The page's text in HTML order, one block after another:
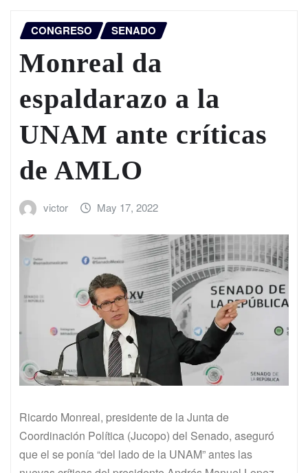
CONGRESO SENADO
Monreal da
espaldarazo a la
UNAM ante críticas
de AMLO
victor May 17, 2022
Ricardo Monreal, presidente de la Junta de
Coordinación Política (Jucopo) del Senado, aseguró
que el se ponía “del lado de la UNAM” antes las